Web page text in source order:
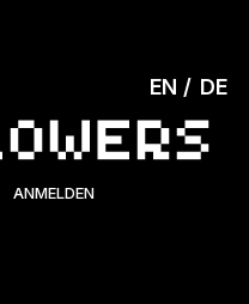
ANMELDEN
EN DE